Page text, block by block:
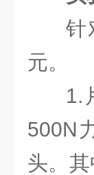
针
元。
1.
500N
头。